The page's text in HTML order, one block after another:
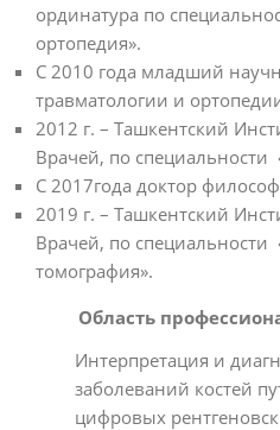
ординатура по
ортопедия».
С 2010 года младший
травматологии и
2012 г. – Ташкентский
Врачей, по специальности
С 2017года доктор
2019 г. – Ташкентский
Врачей, по специальности
томография».
Область
Интерпретация и
заболеваний костей
цифровых